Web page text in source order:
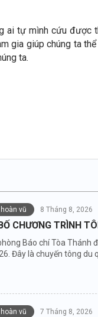
ai tự mình cứu
gia giúp chúng ta
ta.
vũ 8 Tháng 8, 2026
CHƯƠNG TRÌNH
Báo chí Tòa
Đây là chuyến tông du
vũ 7 Tháng 8, 2026